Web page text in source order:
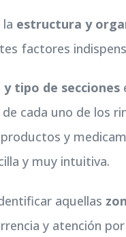
estructura y
factores
y tipo de secciones
cada uno de los
y
y muy intuitiva.
aquellas
y atención